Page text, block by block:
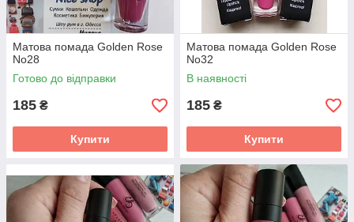
Матова помада Golden Rose
No28
Готово до відправки
185 ₴
Купити
Матова помада Golden Rose
No32
В наявності
185 ₴
Купити